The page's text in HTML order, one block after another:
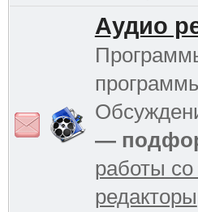
Аудио
—
работы со
редакторы